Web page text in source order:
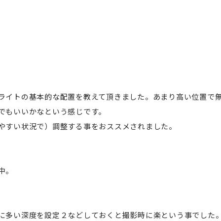
トの基本的な配置を教えて頂きました。あまり高い位置で
いいかなという感じです。
い状況で）調整する事をおススメされました。
い深度を設定２などしておくと撮影時に楽という事でした